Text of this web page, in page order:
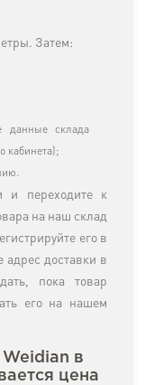
Затем:
данные склада
кабинета);
и переходите к
на наш склад
его в
адрес доставки в
пока товар
его на нашем
Weidian в
цена